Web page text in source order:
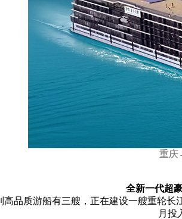
重
全新一代超
高品质游船有三艘，正在建设一艘重轮长
月投